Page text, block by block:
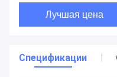
Лучшая цена
Спецификации